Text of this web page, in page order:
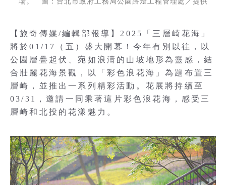
【旅奇傳媒/編輯部報導】2025「三層崎花海」
將於01/17（五）盛大開幕！今年有別以往，以
公園層疊起伏、宛如浪濤的山坡地形為靈感，結
合壯麗花海景觀，以「彩色浪花海」為題布置三
層崎，並推出一系列精彩活動。花展將持續至
03/31，邀請一同乘著這片彩色浪花海，感受三
層崎和北投的花漾魅力。